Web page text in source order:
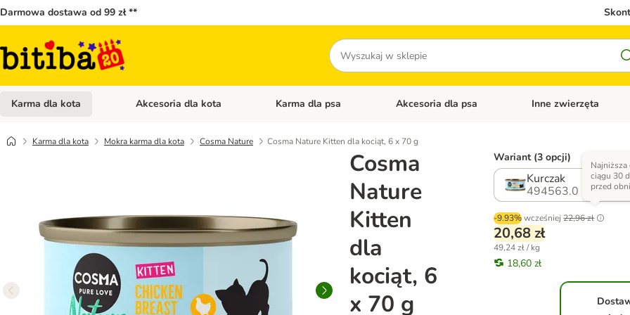
Darmowa dostawa od 99 zł **
Szukaj
Karma dla kota Otwórz menu kategorii: Karma dla kota
Akcesoria dla kota Otwórz menu kategorii: Akcesoria dla kota
Karma dla psa Otwórz menu kategorii: Karma dla psa
Akcesoria dla psa Otwórz menu kategorii:
Inne zwierzęta
Karma dla kota Mokra karma dla kota Cosma Nature Cosma Nature Kitten dla kociąt, 6 x 70 g
Cosma
Nature
Kitten
dla
kociąt, 6
x 70 g
Wariant (3 opcji)
Kurczak
494563.0
-9.93% wcześniej 22,96 zł
Najniższa
ciągu 30
przed
20,68 zł
49,24 zł / kg
18,60 zł